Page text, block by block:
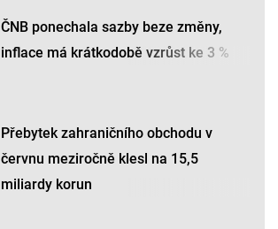
ČNB ponechala sazby beze změny,
inflace má krátkodobě vzrůst ke 3 %
Přebytek zahraničního obchodu v
červnu meziročně klesl na 15,5
miliardy korun